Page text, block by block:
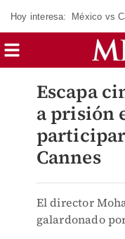
Hoy interesa: México vs
Escapa
a prisión
Cannes
El director
galardonado